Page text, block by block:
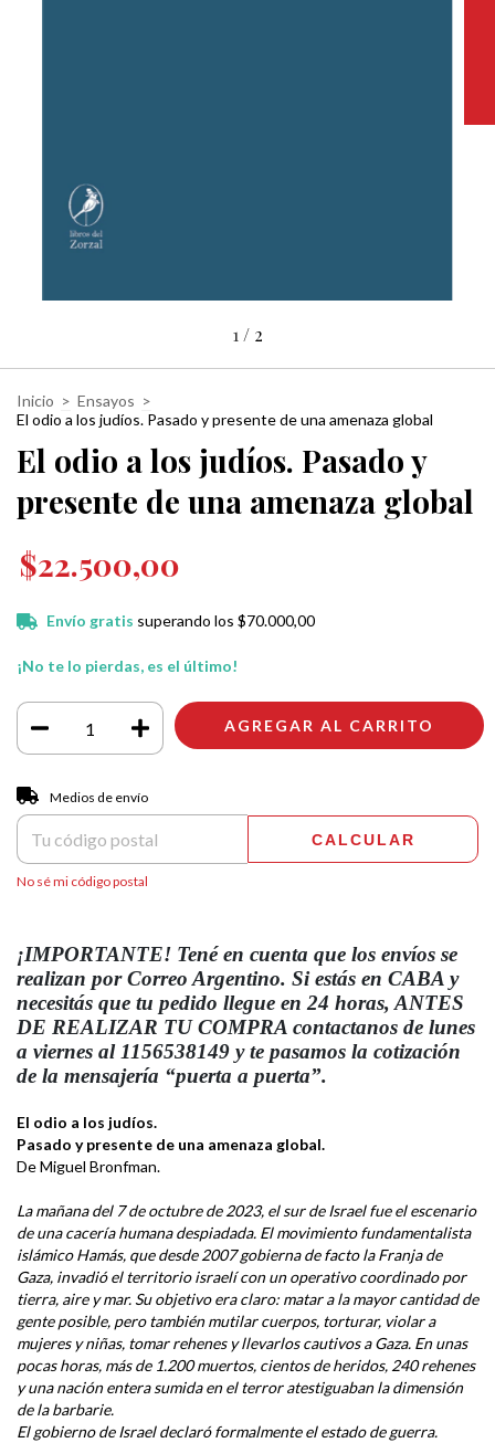
1/ 2
Inicio > Ensayos >
El odio a los judíos. Pasado y presente de una amenaza global
El odio a los judíos. Pasado y
presente de una amenaza global
$22.500,00
Envío gratis superando los $70.000,00
¡No te lo pierdas, es el último!
Entregas para el CP:
Medios de envío
CALCULAR
No sé mi código postal
¡IMPORTANTE! Tené en cuenta que los envíos se
realizan por Correo Argentino. Si estás en CABA y
necesitás que tu pedido llegue en 24 horas, ANTES
DE REALIZAR TU COMPRA contactanos de lunes
a viernes al 1156538149 y te pasamos la cotización
de la mensajería “puerta a puerta”.
El odio a los judíos.
Pasado y presente de una amenaza global.
De Miguel Bronfman.
La mañana del 7 de octubre de 2023, el sur de Israel fue el escenario
de una cacería humana despiadada. El movimiento fundamentalista
islámico Hamás, que desde 2007 gobierna de facto la Franja de
Gaza, invadió el territorio israelí con un operativo coordinado por
tierra, aire y mar. Su objetivo era claro: matar a la mayor cantidad de
gente posible, pero también mutilar cuerpos, torturar, violar a
mujeres y niñas, tomar rehenes y llevarlos cautivos a Gaza. En unas
pocas horas, más de 1.200 muertos, cientos de heridos, 240 rehenes
y una nación entera sumida en el terror atestiguaban la dimensión
de la barbarie.
El gobierno de Israel declaró formalmente el estado de guerra.